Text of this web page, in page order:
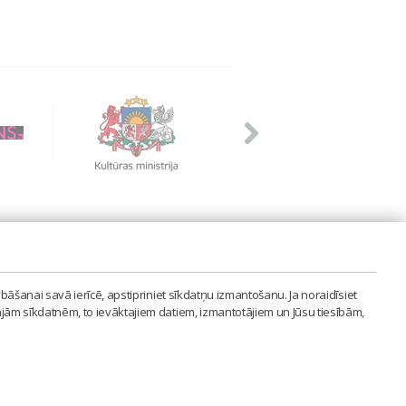
savā ierīcē, apstipriniet sīkdatņu izmantošanu. Ja noraidīsiet
sīkdatnēm, to ievāktajiem datiem, izmantotājiem un Jūsu tiesībām,